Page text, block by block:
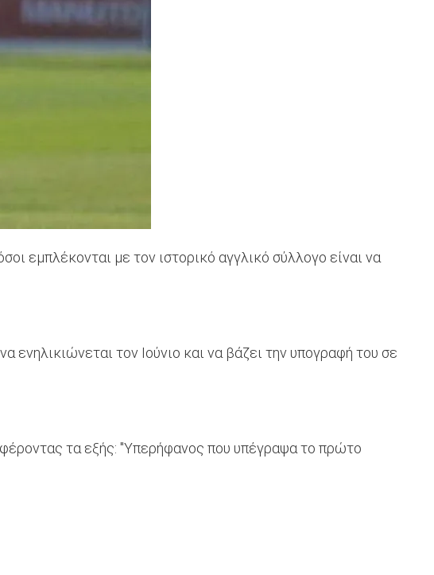
εμπλέκονται με τον ιστορικό αγγλικό σύλλογο είναι να
ενηλικιώνεται τον Ιούνιο και να βάζει την υπογραφή του σε
τα εξής: "Υπερήφανος που υπέγραψα το πρώτο